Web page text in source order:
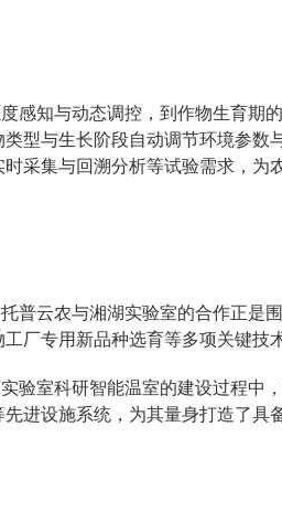
感知与动态调控，到作物生育期
型与生长阶段自动调节环境参
采集与回溯分析等试验需求，为
普云农与湘湖实验室的合作正是
厂专用新品种选育等多项关键技
验室科研智能温室的建设过程中
先进设施系统，为其量身打造了具